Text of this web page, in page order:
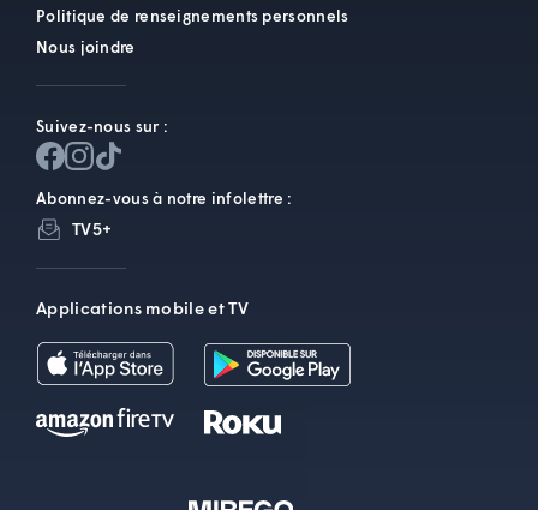
Politique de renseignements personnels
Nous joindre
Suivez-nous sur :
Abonnez-vous à notre infolettre :
TV5+
Applications mobile et TV